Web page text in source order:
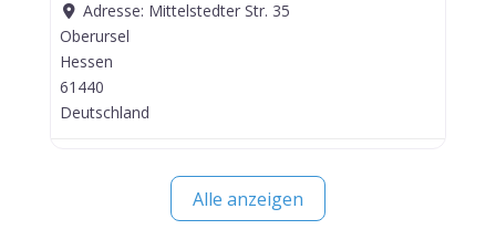
Adresse: Mittelstedter Str. 35
Oberursel
Hessen
61440
Deutschland
Alle anzeigen